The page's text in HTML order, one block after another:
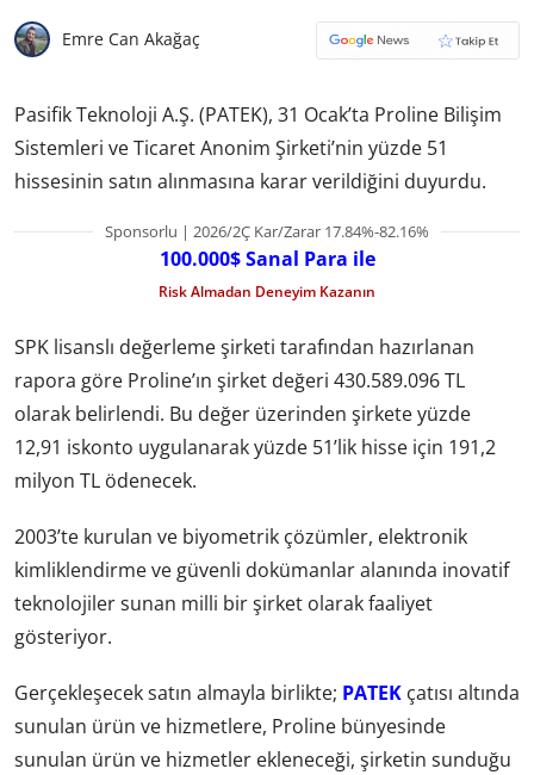
Emre Can Akağaç
Pasifik Teknoloji A.Ş. (PATEK), 31 Ocak’ta Proline Bilişim
Sistemleri ve Ticaret Anonim Şirketi’nin yüzde 51
hissesinin satın alınmasına karar verildiğini duyurdu.
Sponsorlu | 2026/2Ç Kar/Zarar 17.84%-82.16%
100.000$ Sanal Para ile
Risk Almadan Deneyim Kazanın
SPK lisanslı değerleme şirketi tarafından hazırlanan
rapora göre Proline’ın şirket değeri 430.589.096 TL
olarak belirlendi. Bu değer üzerinden şirkete yüzde
12,91 iskonto uygulanarak yüzde 51’lik hisse için 191,2
milyon TL ödenecek.
2003’te kurulan ve biyometrik çözümler, elektronik
kimliklendirme ve güvenli dokümanlar alanında inovatif
teknolojiler sunan milli bir şirket olarak faaliyet
gösteriyor.
Gerçekleşecek satın almayla birlikte; PATEK çatısı altında
sunulan ürün ve hizmetlere, Proline bünyesinde
sunulan ürün ve hizmetler ekleneceği, şirketin sunduğu